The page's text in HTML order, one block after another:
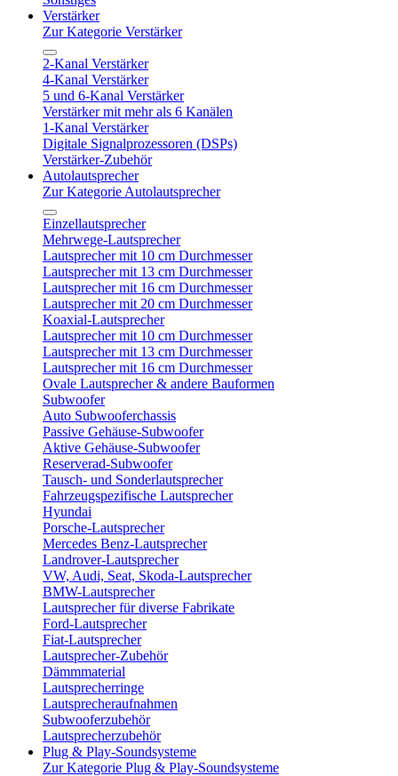
Verstärker
Zur Kategorie Verstärker
2-Kanal Verstärker
4-Kanal Verstärker
5 und 6-Kanal Verstärker
Verstärker mit mehr als 6 Kanälen
1-Kanal Verstärker
Digitale Signalprozessoren (DSPs)
Verstärker-Zubehör
Autolautsprecher
Zur Kategorie Autolautsprecher
Einzellautsprecher
Mehrwege-Lautsprecher
Lautsprecher mit 10 cm Durchmesser
Lautsprecher mit 13 cm Durchmesser
Lautsprecher mit 16 cm Durchmesser
Lautsprecher mit 20 cm Durchmesser
Koaxial-Lautsprecher
Lautsprecher mit 10 cm Durchmesser
Lautsprecher mit 13 cm Durchmesser
Lautsprecher mit 16 cm Durchmesser
Ovale Lautsprecher & andere Bauformen
Subwoofer
Auto Subwooferchassis
Passive Gehäuse-Subwoofer
Aktive Gehäuse-Subwoofer
Reserverad-Subwoofer
Tausch- und Sonderlautsprecher
Fahrzeugspezifische Lautsprecher
Hyundai
Porsche-Lautsprecher
Mercedes Benz-Lautsprecher
Landrover-Lautsprecher
VW, Audi, Seat, Skoda-Lautsprecher
BMW-Lautsprecher
Lautsprecher für diverse Fabrikate
Ford-Lautsprecher
Fiat-Lautsprecher
Lautsprecher-Zubehör
Dämmmaterial
Lautsprecherringe
Lautsprecheraufnahmen
Subwooferzubehör
Lautsprecherzubehör
Plug & Play-Soundsysteme
Zur Kategorie Plug & Play-Soundsysteme